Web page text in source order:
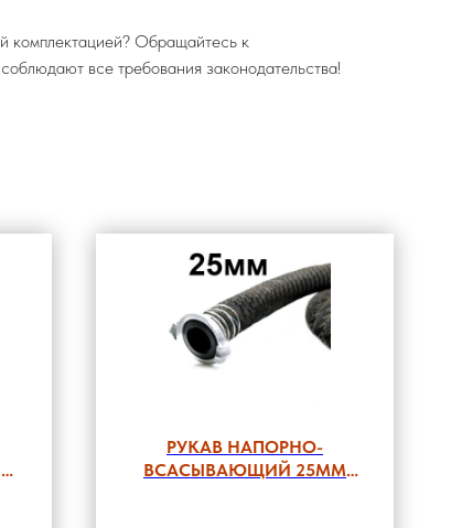
комплектацией? Обращайтесь к
все требования законодательства!
РУКАВ НАПОРНО-
ВСАСЫВАЮЩИЙ 25ММ